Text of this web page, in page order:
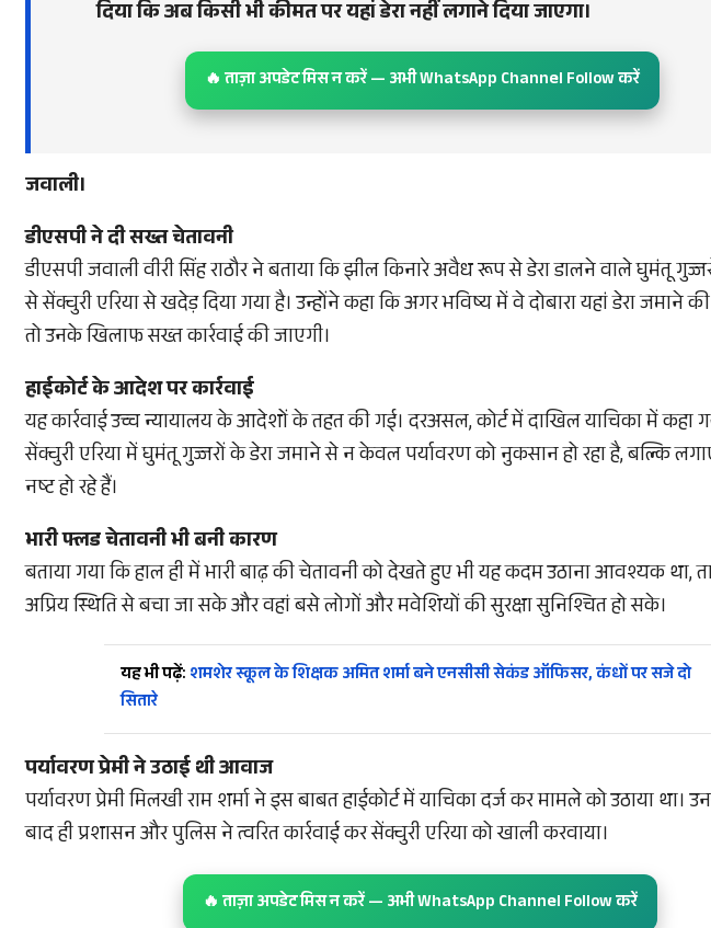
दिया कि अब किसी भी कीमत पर यहां डेरा नहीं लगाने दिया जाएगा।
🔥 ताज़ा अपडेट मिस न करें — अभी WhatsApp Channel Follow करें
जवाली।
डीएसपी ने दी सख्त चेतावनी
डीएसपी जवाली वीरी सिंह राठौर ने बताया कि झील किनारे अवैध रूप से डेरा डालने वाले घुमंतू
से सेंक्चुरी एरिया से खदेड़ दिया गया है। उन्होंने कहा कि अगर भविष्य में वे दोबारा यहां डेरा जमाने
तो उनके खिलाफ सख्त कार्रवाई की जाएगी।
हाईकोर्ट के आदेश पर कार्रवाई
यह कार्रवाई उच्च न्यायालय के आदेशों के तहत की गई। दरअसल, कोर्ट में दाखिल याचिका में कहा
सेंक्चुरी एरिया में घुमंतू गुज्जरों के डेरा जमाने से न केवल पर्यावरण को नुकसान हो रहा है, बल्कि
नष्ट हो रहे हैं।
भारी फ्लड चेतावनी भी बनी कारण
बताया गया कि हाल ही में भारी बाढ़ की चेतावनी को देखते हुए भी यह कदम उठाना आवश्यक था,
अप्रिय स्थिति से बचा जा सके और वहां बसे लोगों और मवेशियों की सुरक्षा सुनिश्चित हो सके।
यह भी पढ़ें: शमशेर स्कूल के शिक्षक अमित शर्मा बने एनसीसी सेकंड ऑफिसर, कंधों पर सजे दो
सितारे
पर्यावरण प्रेमी ने उठाई थी आवाज
पर्यावरण प्रेमी मिलखी राम शर्मा ने इस बाबत हाईकोर्ट में याचिका दर्ज कर मामले को उठाया था।
बाद ही प्रशासन और पुलिस ने त्वरित कार्रवाई कर सेंक्चुरी एरिया को खाली करवाया।
🔥 ताज़ा अपडेट मिस न करें — अभी WhatsApp Channel Follow करें